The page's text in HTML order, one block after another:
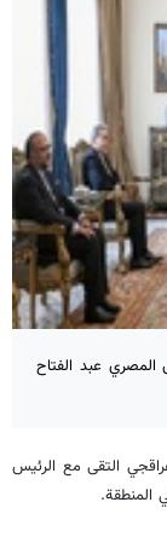
المصري عبد الفتاح
عراقجي التقى مع الرئيس
المنطقة.